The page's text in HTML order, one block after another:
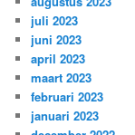
juli 2023
juni 2023
april 2023
maart 2023
februari 2023
januari 2023